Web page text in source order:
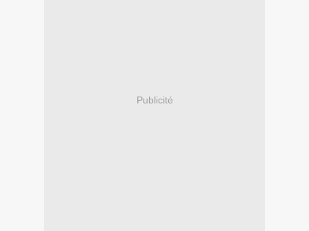
Publicité